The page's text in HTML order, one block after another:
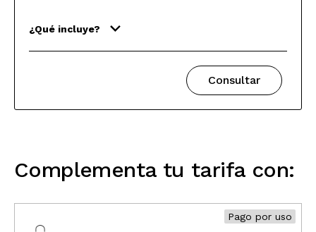
¿Qué incluye?
Consultar
Complementa tu tarifa con:
Pago por uso